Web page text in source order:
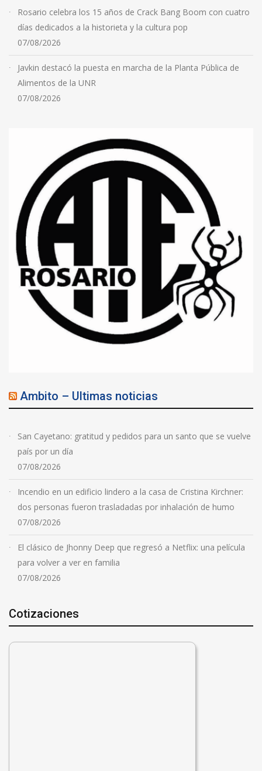
Rosario celebra los 15 años de Crack Bang Boom con cuatro
días dedicados a la historieta y la cultura pop
07/08/2026
Javkin destacó la puesta en marcha de la Planta Pública de
Alimentos de la UNR
07/08/2026
Ambito – Ultimas noticias
San Cayetano: gratitud y pedidos para un santo que se vuelve
país por un día
07/08/2026
Incendio en un edificio lindero a la casa de Cristina Kirchner:
dos personas fueron trasladadas por inhalación de humo
07/08/2026
El clásico de Jhonny Deep que regresó a Netflix: una película
para volver a ver en familia
07/08/2026
Cotizaciones